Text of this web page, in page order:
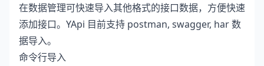
在数据管理可快速导入其他格式的接口数据，方便快速
添加接口。YApi 目前支持 postman, swagger, har 数
据导入。
命令行导入